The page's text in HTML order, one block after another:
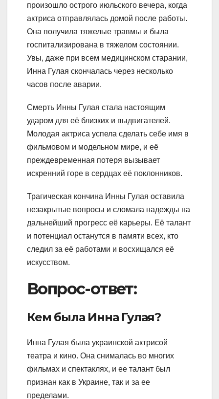
произошло острого июльского вечера, когда
актриса отправлялась домой после работы.
Она получила тяжелые травмы и была
госпитализирована в тяжелом состоянии.
Увы, даже при всем медицинском старании,
Инна Гулая скончалась через несколько
часов после аварии.
Смерть Инны Гулая стала настоящим
ударом для её близких и выдвигателей.
Молодая актриса успела сделать себе имя в
фильмовом и модельном мире, и её
преждевременная потеря вызывает
искренний горе в сердцах её поклонников.
Трагическая кончина Инны Гулая оставила
незакрытые вопросы и сломала надежды на
дальнейший прогресс её карьеры. Её талант
и потенциал останутся в памяти всех, кто
следил за её работами и восхищался её
искусством.
Вопрос-ответ:
Кем была Инна Гулая?
Инна Гулая была украинской актрисой
театра и кино. Она снималась во многих
фильмах и спектаклях, и ее талант был
признан как в Украине, так и за ее
пределами.